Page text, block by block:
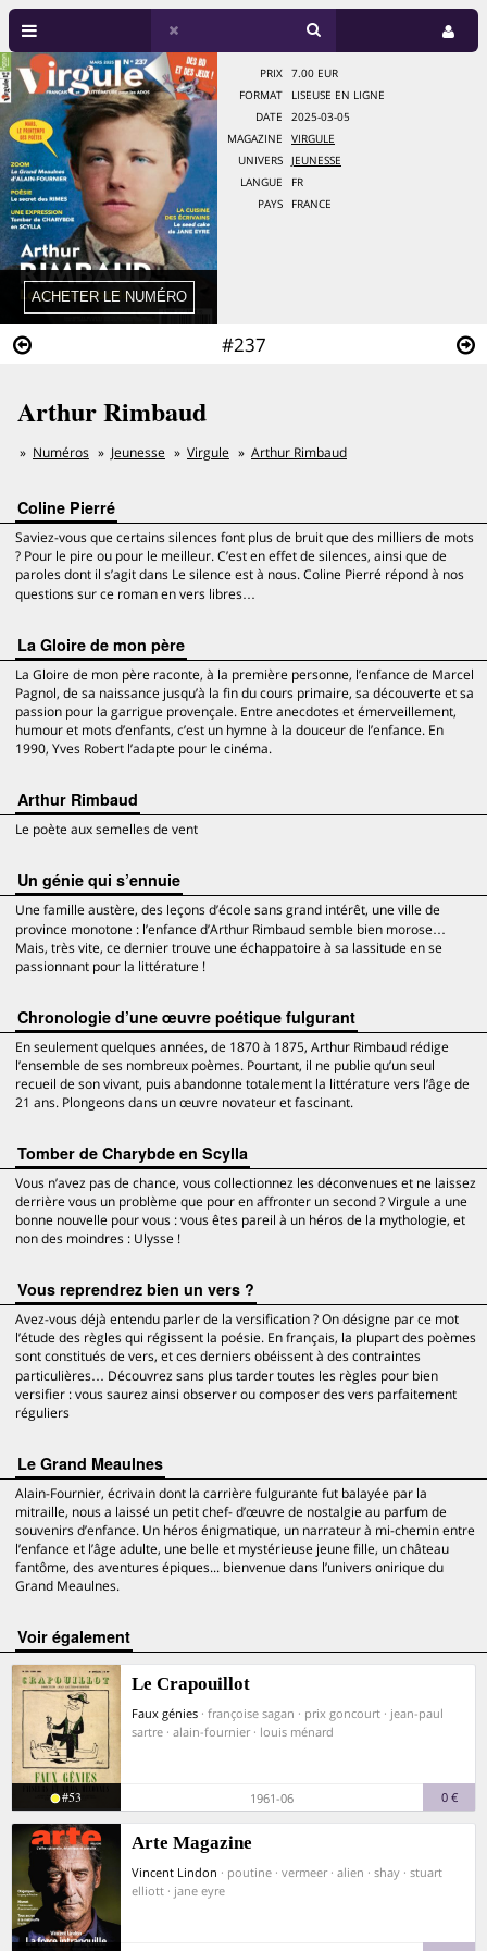
#237
PRIX
7.00 EUR
FORMAT
LISEUSE EN LIGNE
DATE
2025-03-05
MAGAZINE
VIRGULE
UNIVERS
JEUNESSE
LANGUE
FR
PAYS
FRANCE
Arthur Rimbaud
Numéros Jeunesse Virgule Arthur Rimbaud
Coline Pierré
Saviez-vous que certains silences font plus de bruit que des milliers de mots
? Pour le pire ou pour le meilleur. C’est en effet de silences, ainsi que de
paroles dont il s’agit dans Le silence est à nous. Coline Pierré répond à nos
questions sur ce roman en vers libres…
La Gloire de mon père
La Gloire de mon père raconte, à la première personne, l’enfance de Marcel
Pagnol, de sa naissance jusqu’à la fin du cours primaire, sa découverte et sa
passion pour la garrigue provençale. Entre anecdotes et émerveillement,
humour et mots d’enfants, c’est un hymne à la douceur de l’enfance. En
1990, Yves Robert l’adapte pour le cinéma.
Arthur Rimbaud
Le poète aux semelles de vent
Un génie qui s’ennuie
Une famille austère, des leçons d’école sans grand intérêt, une ville de
province monotone : l’enfance d’Arthur Rimbaud semble bien morose…
Mais, très vite, ce dernier trouve une échappatoire à sa lassitude en se
passionnant pour la littérature !
Chronologie d’une œuvre poétique fulgurant
En seulement quelques années, de 1870 à 1875, Arthur Rimbaud rédige
l’ensemble de ses nombreux poèmes. Pourtant, il ne publie qu’un seul
recueil de son vivant, puis abandonne totalement la littérature vers l’âge de
21 ans. Plongeons dans un œuvre novateur et fascinant.
Tomber de Charybde en Scylla
Vous n’avez pas de chance, vous collectionnez les déconvenues et ne laissez
derrière vous un problème que pour en affronter un second ? Virgule a une
bonne nouvelle pour vous : vous êtes pareil à un héros de la mythologie, et
non des moindres : Ulysse !
Vous reprendrez bien un vers ?
Avez-vous déjà entendu parler de la versification ? On désigne par ce mot
l’étude des règles qui régissent la poésie. En français, la plupart des poèmes
sont constitués de vers, et ces derniers obéissent à des contraintes
particulières… Découvrez sans plus tarder toutes les règles pour bien
versifier : vous saurez ainsi observer ou composer des vers parfaitement
réguliers
Le Grand Meaulnes
Alain-Fournier, écrivain dont la carrière fulgurante fut balayée par la
mitraille, nous a laissé un petit chef- d’œuvre de nostalgie au parfum de
souvenirs d’enfance. Un héros énigmatique, un narrateur à mi-chemin entre
l’enfance et l’âge adulte, une belle et mystérieuse jeune fille, un château
fantôme, des aventures épiques... bienvenue dans l’univers onirique du
Grand Meaulnes.
voir également
Le Crapouillot
Faux génies · françoise sagan · prix goncourt · jean-paul
sartre · alain-fournier · louis ménard
#53 1961-06 0 €
Arte Magazine
Vincent Lindon · poutine · vermeer · alien · shay · stuart
elliott · jane eyre